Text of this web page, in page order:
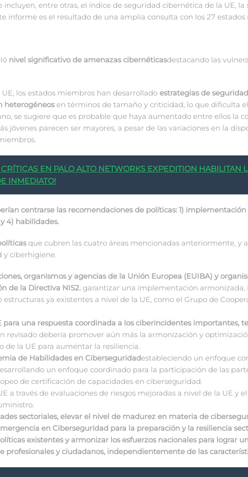
entre otras, el índice de seguridad cibernética de la UE,
informe es el resultado de una amplia consulta con los 27
nivel significativo de amenazas cibernéticasdestacando las
los estados miembros han desarrollado estrategias de
heterogéneosen términos de tamaño y criticidad, lo que dificulta
se sugiere que es probable que haya aumentado entre ellos la
jóvenes parecen ser mayores, a pesar de las variaciones en la
EN PALO ALTO NETWORKS EXPEDITION HABILITAN
INMEDIATO!
centrarse las recomendaciones de políticas: 1)
4) habilidades.
que cubren las cuatro áreas mencionadas anteriormente, y
y ciberhigiene.
organismos y agencias de la Unión Europea (EUIBA) y
de la Directiva NIS2. garantizar una implementación
ya existentes a nivel de la UE, como el Grupo de
para una respuesta coordinada a los ciberincidentes importantes,
revisado debería promover aún más la armonización y
de la UE para aumentar la resiliencia.
de Habilidades en Ciberseguridadestableciendo un enfoque
un enfoque coordinado para la participación de las
de certificación de capacidades en ciberseguridad.
a través de evaluaciones de riesgos mejoradas a nivel de la UE y
sectoriales, elevar el nivel de madurez en materia de
en Ciberseguridad para la preparación y la resiliencia
existentes y armonizar los esfuerzos nacionales para lograr
y ciudadanos, independientemente de las